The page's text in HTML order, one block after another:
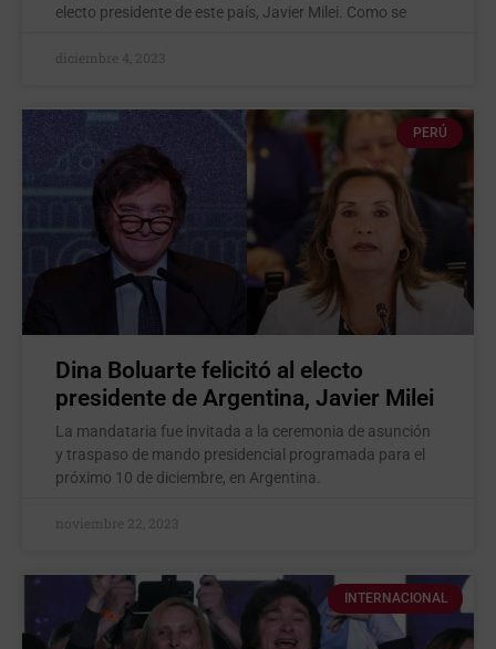
electo presidente de este país, Javier Milei. Como se
diciembre 4, 2023
PERÚ
Dina Boluarte felicitó al electo
presidente de Argentina, Javier Milei
La mandataria fue invitada a la ceremonia de asunción
y traspaso de mando presidencial programada para el
próximo 10 de diciembre, en Argentina.
noviembre 22, 2023
INTERNACIONAL